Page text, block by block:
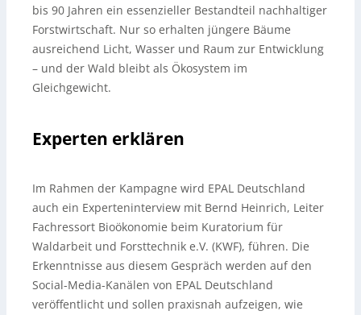
bis 90 Jahren ein essenzieller Bestandteil nachhaltiger
Forstwirtschaft. Nur so erhalten jüngere Bäume
ausreichend Licht, Wasser und Raum zur Entwicklung
– und der Wald bleibt als Ökosystem im
Gleichgewicht.
Experten erklären
Im Rahmen der Kampagne wird EPAL Deutschland
auch ein Experteninterview mit Bernd Heinrich, Leiter
Fachressort Bioökonomie beim Kuratorium für
Waldarbeit und Forsttechnik e.V. (KWF), führen. Die
Erkenntnisse aus diesem Gespräch werden auf den
Social-Media-Kanälen von EPAL Deutschland
veröffentlicht und sollen praxisnah aufzeigen, wie